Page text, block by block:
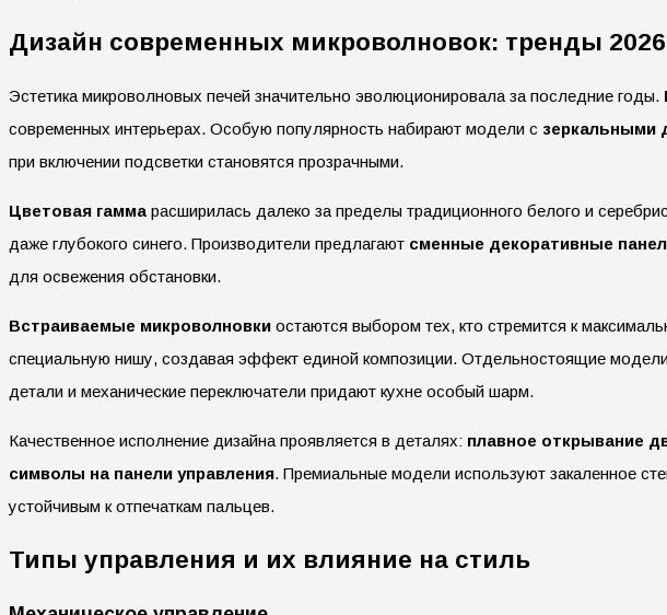
Дизайн современных микроволновок: тренды
Эстетика микроволновых печей значительно эволюционировала за последние годы.
современных интерьерах. Особую популярность набирают модели с зеркальными
при включении подсветки становятся прозрачными.
Цветовая гамма расширилась далеко за пределы традиционного белого и
даже глубокого синего. Производители предлагают сменные декоративные
для освежения обстановки.
Встраиваемые микроволновки остаются выбором тех, кто стремится к
специальную нишу, создавая эффект единой композиции. Отдельностоящие
детали и механические переключатели придают кухне особый шарм.
Качественное исполнение дизайна проявляется в деталях: плавное открывание
символы на панели управления. Премиальные модели используют закаленное
устойчивым к отпечаткам пальцев.
Типы управления и их влияние на стиль